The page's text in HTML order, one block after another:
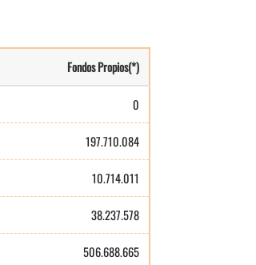
Fondos Propios(*)
0
197.710.084
10.714.011
38.237.578
506.688.665